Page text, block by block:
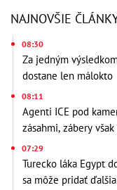
NAJNOVŠIE
08:30
Za jedným
dostane len málokto
08:11
Agenti ICE pod
zásahmi, zábery
07:29
Turecko láka Egypt
sa môže pridať